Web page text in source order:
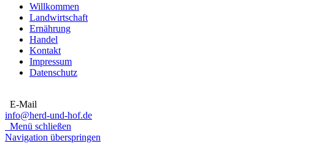
Willkommen
Landwirtschaft
Ernährung
Handel
Kontakt
Impressum
Datenschutz
E-Mail
info@herd-und-hof.de
Menü schließen
Navigation überspringen